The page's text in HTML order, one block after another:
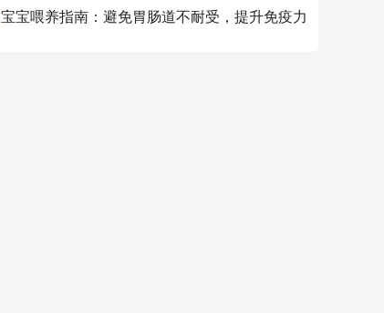
宝宝喂养指南：避免胃肠道不耐受，提升免疫力